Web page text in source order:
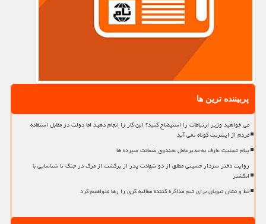
پربیننده ترین ها
می خواهید وزیر ارتباطات را استیضاح کنید؟ این کار را انجام دهید اما دولت در مقابل استفاده
مردم از اینترنت کوتاه نمی آید
پیام تسلیت عارف به مدیرعامل صندوق ضمانت سپرده ها
روایت دختر سردار حسینی مطلق از دو شهادت پدر از برگشت از مرگ در جنگ تا شناسایی با
انگشتر
خط و نشان نبویان برای تیم مذاکره کننده مطالبه گری را رها نخواهیم کرد